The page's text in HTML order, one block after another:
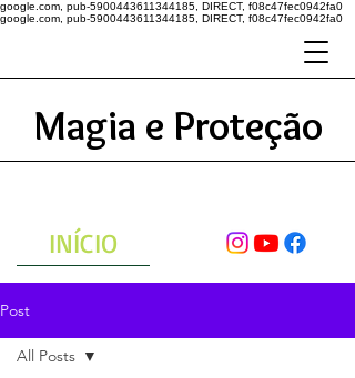
google.com, pub-5900443611344185, DIRECT, f08c47fec0942fa0
google.com, pub-5900443611344185, DIRECT, f08c47fec0942fa0
Magia e Proteção
INÍCIO
Post
All Posts